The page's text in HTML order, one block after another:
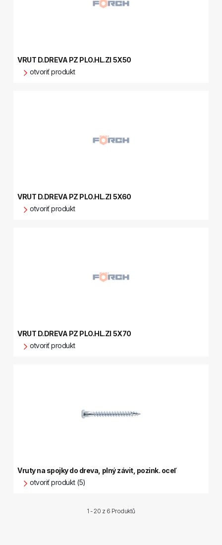
VRUT D.DREVA PZ PLO.HL.ZI 5X50
otvoriť produkt
VRUT D.DREVA PZ PLO.HL.ZI 5X60
otvoriť produkt
VRUT D.DREVA PZ PLO.HL.ZI 5X70
otvoriť produkt
Vruty na spojky do dreva, plný závit, pozink. oceľ
otvoriť produkt (5)
1 - 20 z 6 Produktů